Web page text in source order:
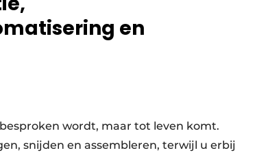
en
wordt, maar tot leven komt.
snijden en assembleren, terwijl u erbij